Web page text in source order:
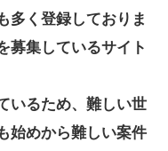
多く登録しておりま
募集しているサイト
いるため、難しい世
始めから難しい案件